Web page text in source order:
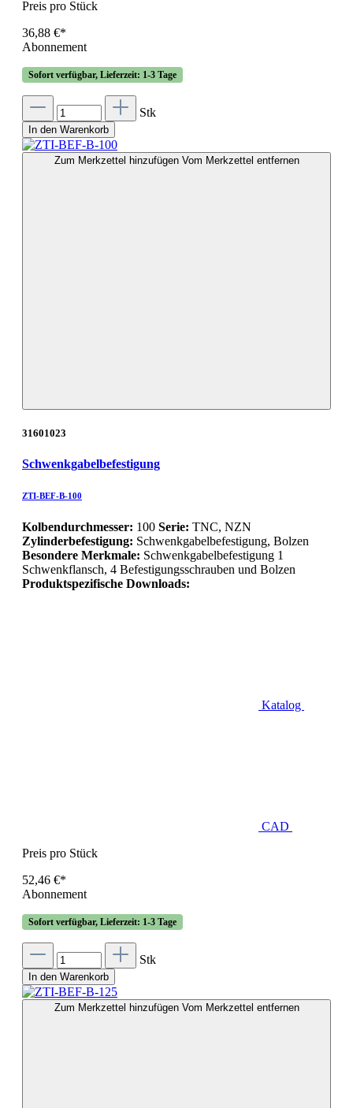
Preis pro Stück
36,88 €*
Abonnement
Sofort verfügbar, Lieferzeit: 1-3 Tage
Stk
In den Warenkorb
Zum Merkzettel hinzufügen Vom Merkzettel entfernen
31601023
Schwenkgabelbefestigung
ZTI-BEF-B-100
Kolbendurchmesser: 100 Serie: TNC, NZN
Zylinderbefestigung: Schwenkgabelbefestigung, Bolzen
Besondere Merkmale: Schwenkgabelbefestigung 1
Schwenkflansch, 4 Befestigungsschrauben und Bolzen
Produktspezifische Downloads:
Katalog
CAD
Preis pro Stück
52,46 €*
Abonnement
Sofort verfügbar, Lieferzeit: 1-3 Tage
Stk
In den Warenkorb
Zum Merkzettel hinzufügen Vom Merkzettel entfernen